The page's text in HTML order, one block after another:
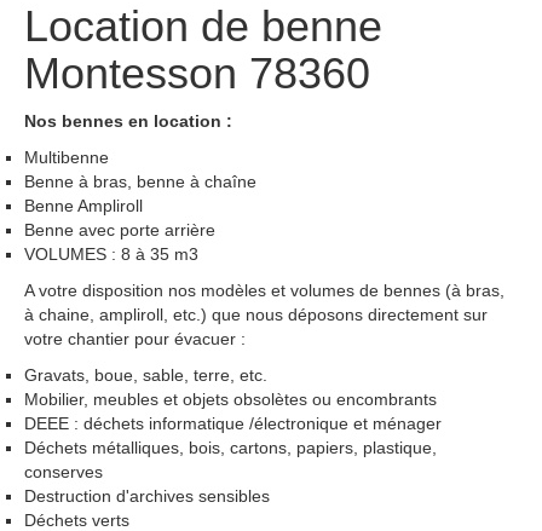
Location de benne
Montesson 78360
Nos bennes en location :
Multibenne
Benne à bras, benne à chaîne
Benne Ampliroll
Benne avec porte arrière
VOLUMES : 8 à 35 m3
A votre disposition nos modèles et volumes de bennes (à bras,
à chaine, ampliroll, etc.) que nous déposons directement sur
votre chantier pour évacuer :
Gravats, boue, sable, terre, etc.
Mobilier, meubles et objets obsolètes ou encombrants
DEEE : déchets informatique /électronique et ménager
Déchets métalliques, bois, cartons, papiers, plastique,
conserves
Destruction d'archives sensibles
Déchets verts